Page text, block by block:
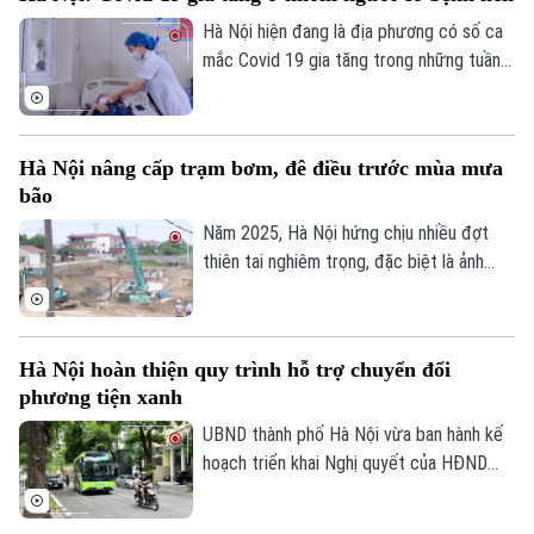
mạng Tháng Tám thành công và Quốc
khánh 2/9.
Hà Nội hiện đang là địa phương có số ca
mắc Covid 19 gia tăng trong những tuần
nhóm người cao tuổi, người có nhiều bệnh
Hà Nội nâng cấp trạm bơm, đê điều trước mùa mưa
bão
Năm 2025, Hà Nội hứng chịu nhiều đợt
thiên tai nghiêm trọng, đặc biệt là ảnh
biệt bằng việc đầu tư nâng cấp hệ thống
phòng chống thiên tai trong mùa mưa lũ
2026.
Hà Nội hoàn thiện quy trình hỗ trợ chuyển đổi
phương tiện xanh
UBND thành phố Hà Nội vừa ban hành kế
hoạch triển khai Nghị quyết của HĐND